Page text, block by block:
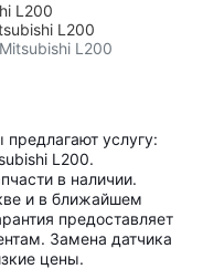
L200
L200
L200
услугу:
L200.
в наличии.
и в ближайшем
предоставляет
Замена датчика
цены.